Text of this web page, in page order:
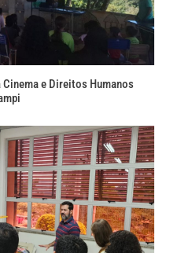
e Direitos Humanos